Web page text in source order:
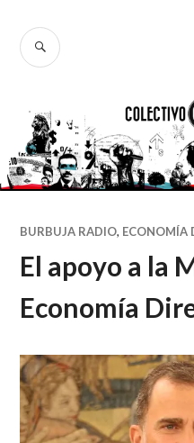
contenido
BUSCAR
BURBUJA RADIO, ECONOMÍA
El apoyo a la
Economía